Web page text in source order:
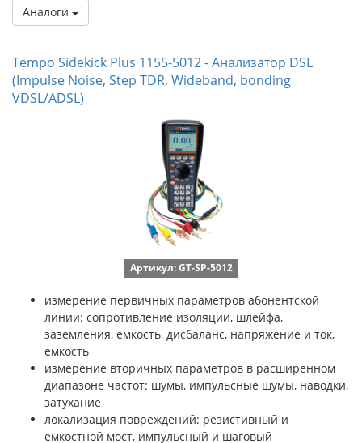
Аналоги
Tempo Sidekick Plus 1155-5012 - Анализатор DSL
(Impulse Noise, Step TDR, Wideband, bonding
VDSL/ADSL)
Артикул: GT-SP-5012
измерение первичных параметров абонентской
линии: сопротивление изоляции, шлейфа,
заземления, емкость, дисбаланс, напряжение и ток,
емкость
измерение вторичных параметров в расширенном
диапазоне частот: шумы, импульсные шумы, наводки,
затухание
локализация повреждений: резистивный и
емкостной мост, импульсный и шаговый